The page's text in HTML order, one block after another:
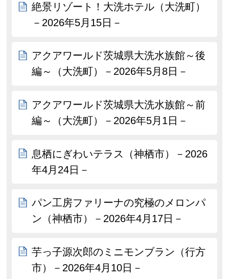
絶景リゾート！大洗ホテル（大洗町）
－2026年5月15日－
アクアワールド茨城県大洗水族館～後
編～（大洗町）－2026年5月8日－
アクアワールド茨城県大洗水族館～前
編～（大洗町）－2026年5月1日－
息栖にぎわいテラス（神栖市）－2026
年4月24日－
パン工房ファリーナの究極のメロンパ
ン（神栖市）－2026年4月17日－
芋っ子源次郎のミニモンブラン（行方
市）－2026年4月10日－